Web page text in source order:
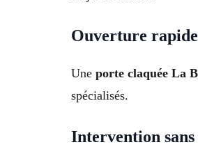
Ouverture
Une porte claquée La
spécialisés.
Intervention sans